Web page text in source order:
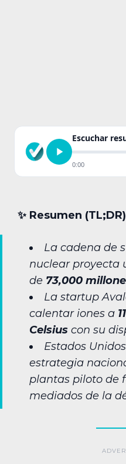
Escuchar
0:00
✨︎ Resumen
La cadena de
nuclear proyecta
de 73,000
La startup
calentar iones a
Celsius con su
Estados
estrategia
plantas piloto de
mediados de la